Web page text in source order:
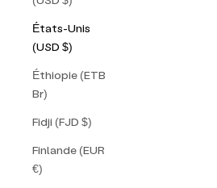
États-Unis
(USD $)
Éthiopie (ETB
Br)
Fidji (FJD $)
Finlande (EUR
€)